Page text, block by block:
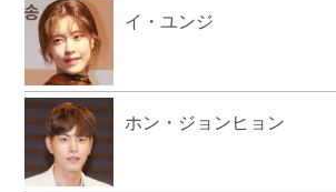
イ・ユンジ
ホン・ジョンヒョン